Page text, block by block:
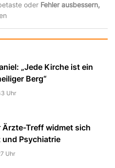
oder Fehler ausbessern,
„Jede Kirche ist ein
Berg“
Uhr
Ärzte-Treff widmet sich
Psychiatrie
Uhr